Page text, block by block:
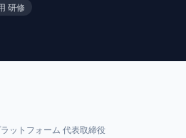
研修
ットフォーム 代表取締役